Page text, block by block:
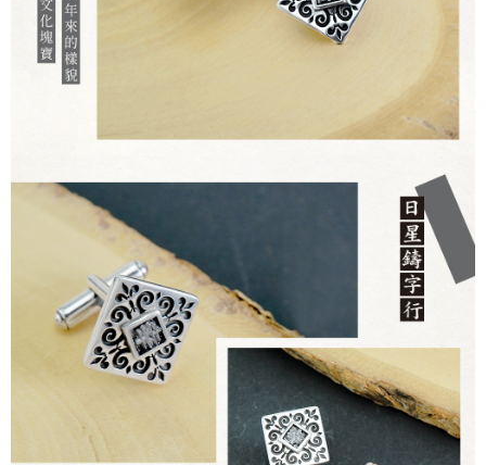
20% setahun akan dikenakan. Pengguna bawah umur dikehendaki
mendapatkan kebenaran daripada ibu bapa atau penjaga yang sah
untuk menggunakan AFTEE.
Sila hubungi NP Taiwan Inc. di
jika anda
mempunyai sebarang kebimbangan mengenai pemprosesan dan
penggunaan pada data peribadi. Jika anda tidak bersetuju dengan data